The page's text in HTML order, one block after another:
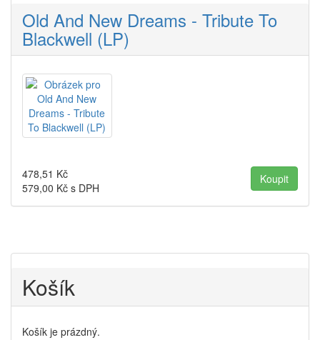
Old And New Dreams - Tribute To
Blackwell (LP)
478,51 Kč
579,00 Kč s DPH
Košík
Košík je prázdný.